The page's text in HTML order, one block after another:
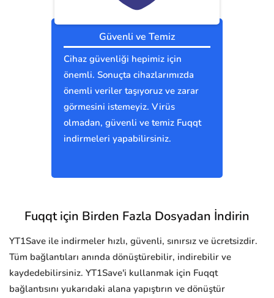
Güvenli ve Temiz
Cihaz güvenliği hepimiz için
önemli. Sonuçta cihazlarımızda
önemli veriler taşıyoruz ve zarar
görmesini istemeyiz. Virüs
olmadan, güvenli ve temiz Fuqqt
indirmeleri yapabilirsiniz.
Fuqqt için Birden Fazla Dosyadan İndirin
YT1Save ile indirmeler hızlı, güvenli, sınırsız ve ücretsizdir.
Tüm bağlantıları anında dönüştürebilir, indirebilir ve
kaydedebilirsiniz. YT1Save'i kullanmak için Fuqqt
bağlantısını yukarıdaki alana yapıştırın ve dönüştür